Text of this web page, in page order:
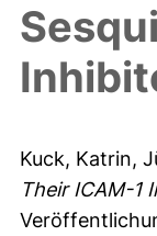
Kuck, Katrin,
Their ICAM-1